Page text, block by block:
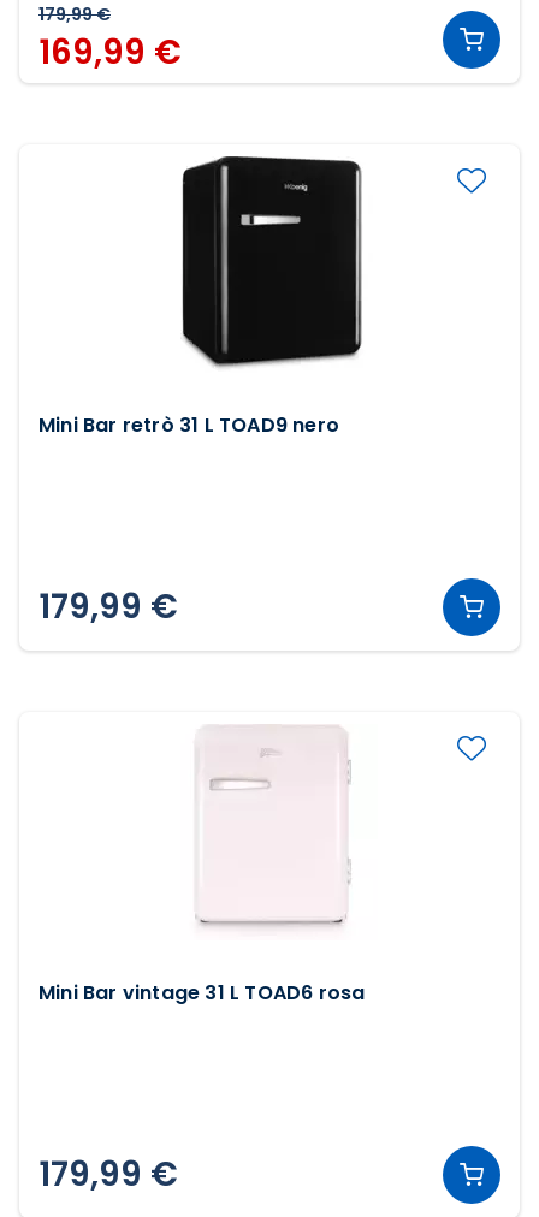
179,99 €
169,99 €
Mini Bar retrò 31 L TOAD9 nero
179,99 €
Mini Bar vintage 31 L TOAD6 rosa
179,99 €